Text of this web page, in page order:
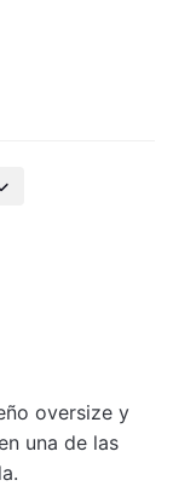
oversize y
una de las